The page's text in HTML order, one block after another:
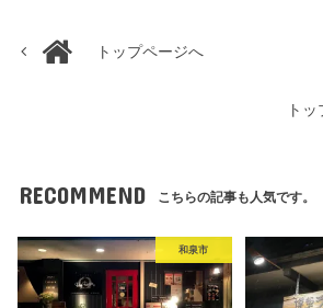
トップページへ
ト
RECOMMEND こちらの記事も人気です。
和泉市